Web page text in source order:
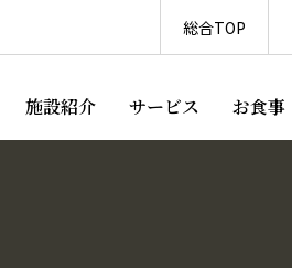
総合TOP
施設紹介 サービス お食事